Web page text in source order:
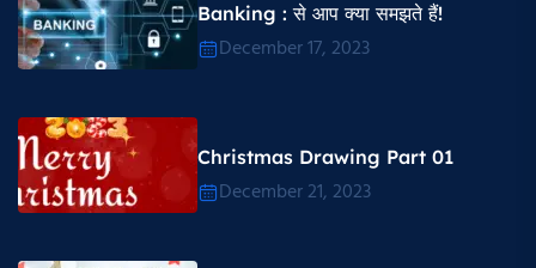
Banking : से आप क्या समझते हैं!
December 17, 2023
Christmas Drawing Part 01
December 21, 2023